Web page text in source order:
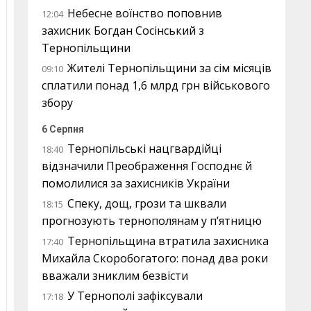
12:04 Небесне воїнство поповнив
захисник Богдан Сосінський з
Тернопільщини
09:10 Жителі Тернопільщини за сім місяців
сплатили понад 1,6 млрд грн військового
збору
6 Серпня
18:40 Тернопільські нацгвардійці
відзначили Преображення Господнє й
помолилися за захисників України
18:15 Спеку, дощ, грози та шквали
прогнозують тернополянам у п’ятницю
17:40 Тернопільщина втратила захисника
Михайла Скоробогатого: понад два роки
вважали зниклим безвісти
17:18 У Тернополі зафіксували